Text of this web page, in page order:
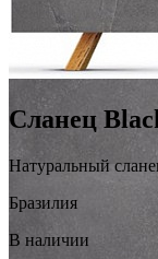
Сланец
Натуральный
Бразилия
В наличии